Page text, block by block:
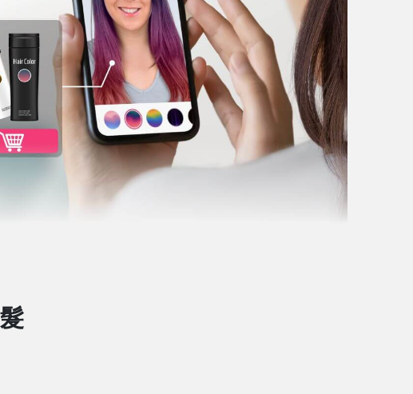
物車率和網站停留時間，從而改善顧客購物體驗。
聯繫我們